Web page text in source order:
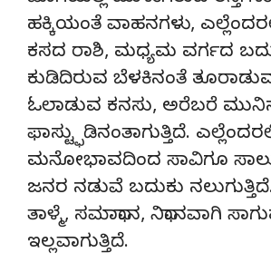
ಹಕ್ಕಿಯಂತೆ ವಾಹನಗಳು,
ಕಸದ ರಾಶಿ, ಮಧ್ಯಮ ವರ್ಗದ
ಕುಡಿದಿರುವ ಬೆಳಕಿನಂತೆ
ಓಲಾಡುವ ಕನಸು, ಅರೆಬರೆ
ಫಾಸ್ಟ್ಫುಡಿನಂತಾಗುತ್ತಿದೆ.
ಮನೋಭಾವದಿಂದ ಸಾವಿಗೂ ಸಾಲು
ಜನರ ನಡುವೆ ಬದುಕು
ತಾಳ್ಮೆ, ಸಮಾಧಾನ, ನಿಧಾನವಾಗಿ
ಇಲ್ಲವಾಗುತ್ತಿದೆ.